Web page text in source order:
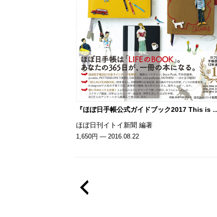
『ほぼ日手帳公式ガイドブック2017 This is
ほぼ日刊イトイ新聞 編著
1,650円 — 2016.08.22